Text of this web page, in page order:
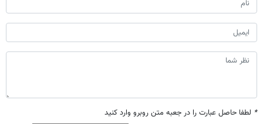
* لطفا حاصل عبارت را در جعبه متن روبرو وارد کنید